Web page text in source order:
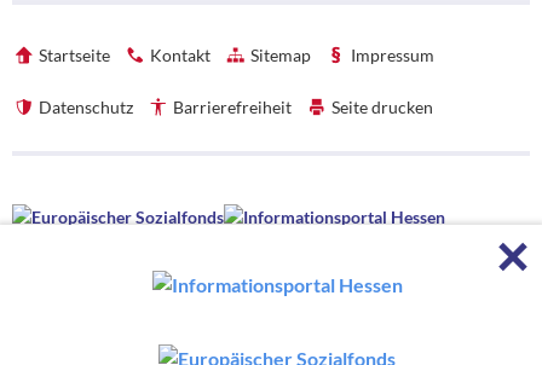
Startseite Kontakt Sitemap Impressum
Datenschutz Barrierefreiheit Seite drucken
Die hessenweite Strategie OloV wird gefördert von der Europäischen
Union sowie aus Mitteln des Hessischen Ministeriums für Wirtschaft,
Ministeriums für Kultus, Bildung und Chancen.